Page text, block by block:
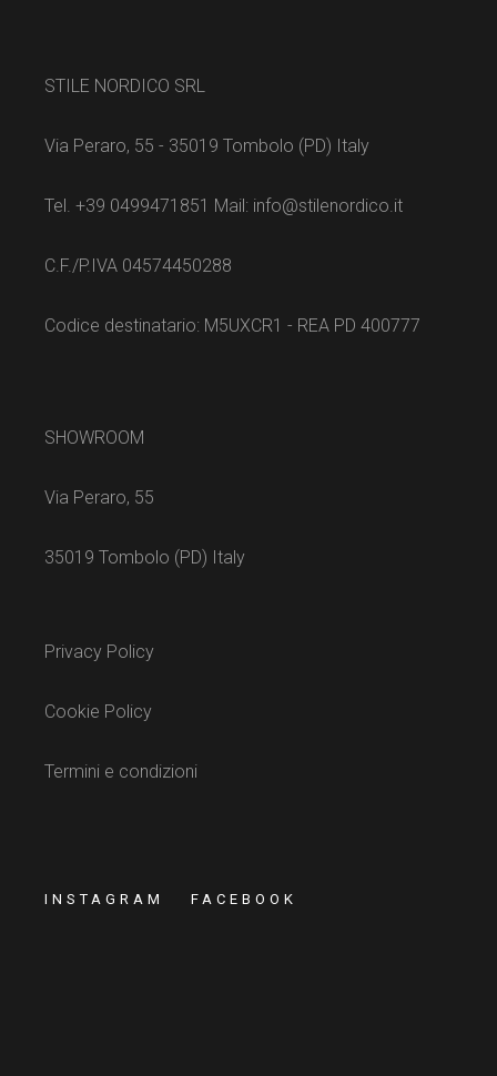
STILE NORDICO SRL
Via Peraro, 55 - 35019 Tombolo (PD) Italy
Tel. +39 0499471851 Mail: info@stilenordico.it
C.F./P.IVA 04574450288
Codice destinatario: M5UXCR1 - REA PD 400777
SHOWROOM
Via Peraro, 55
35019 Tombolo (PD) Italy
Privacy Policy
Cookie Policy
Termini e condizioni
INSTAGRAM FACEBOOK